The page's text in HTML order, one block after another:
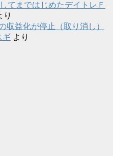
てまではじめたデイトレＦ
り
収益化が停止（取り消し）
ギ より